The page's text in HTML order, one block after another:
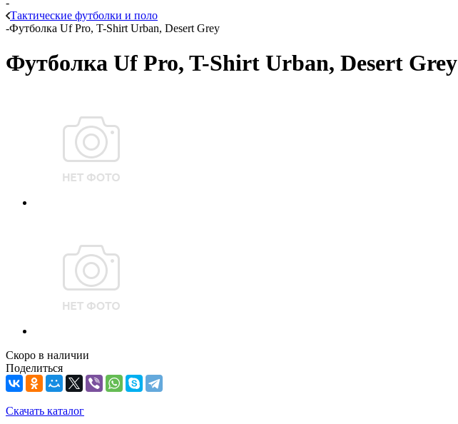
-
Тактические футболки и поло
-Футболка Uf Pro, T-Shirt Urban, Desert Grey
Футболка Uf Pro, T-Shirt Urban, Desert Grey
Скоро в наличии
Поделиться
Скачать каталог